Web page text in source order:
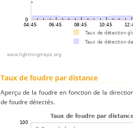
Taux de foudre par distance
Aperçu de la foudre en fonction de la
de foudre détectés.